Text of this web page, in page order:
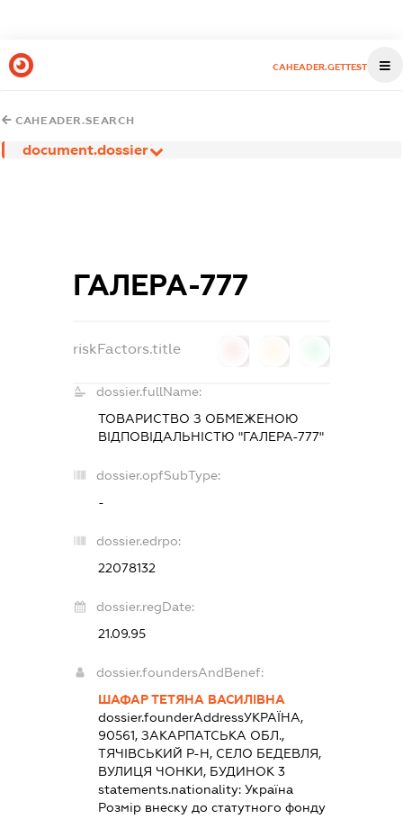
CAHEADER.GETTEST
CAHEADER.SEARCH
document.dossier
ГАЛЕРА-777
riskFactors.title
dossier.fullName:
ТОВАРИСТВО З ОБМЕЖЕНОЮ
ВІДПОВІДАЛЬНІСТЮ "ГАЛЕРА-777"
dossier.opfSubType:
-
dossier.edrpo:
22078132
dossier.regDate:
21.09.95
dossier.foundersAndBenef:
ШАФАР ТЕТЯНА ВАСИЛІВНА
dossier.founderAddressУКРАЇНА,
90561, ЗАКАРПАТСЬКА ОБЛ.,
ТЯЧІВСЬКИЙ Р-Н, СЕЛО БЕДЕВЛЯ,
ВУЛИЦЯ ЧОНКИ, БУДИНОК 3
statements.nationality:Україна
Розмір внеску до статутного фонду